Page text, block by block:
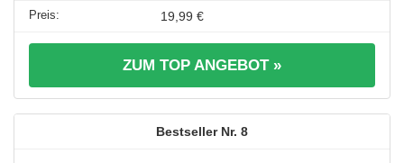
19,99 €
ZUM TOP ANGEBOT »
8